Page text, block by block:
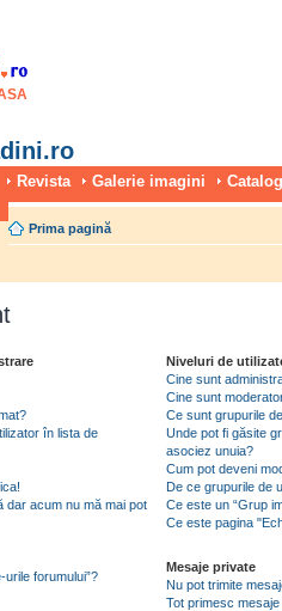
Revista Galerie imagini
Prima pagină
în lista de
dar acum nu mă mai pot
forumului”?
Niveluri de
Cine sunt
Cine sunt
Ce sunt grupurile
Unde pot fi găsite
asociez unuia?
Cum pot deveni
De ce grupurile de
Ce este un “Grup
Ce este pagina
Mesaje private
Nu pot trimite
Tot primesc